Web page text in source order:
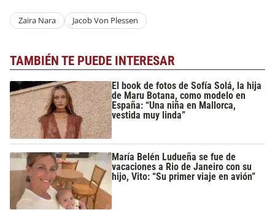
Zaira Nara Jacob Von Plessen
TAMBIÉN TE PUEDE INTERESAR
El book de fotos de Sofía Solá, la hija
de Maru Botana, como modelo en
España: “Una niña en Mallorca,
vestida muy linda”
María Belén Ludueña se fue de
vacaciones a Rio de Janeiro con su
hijo, Vito: “Su primer viaje en avión”